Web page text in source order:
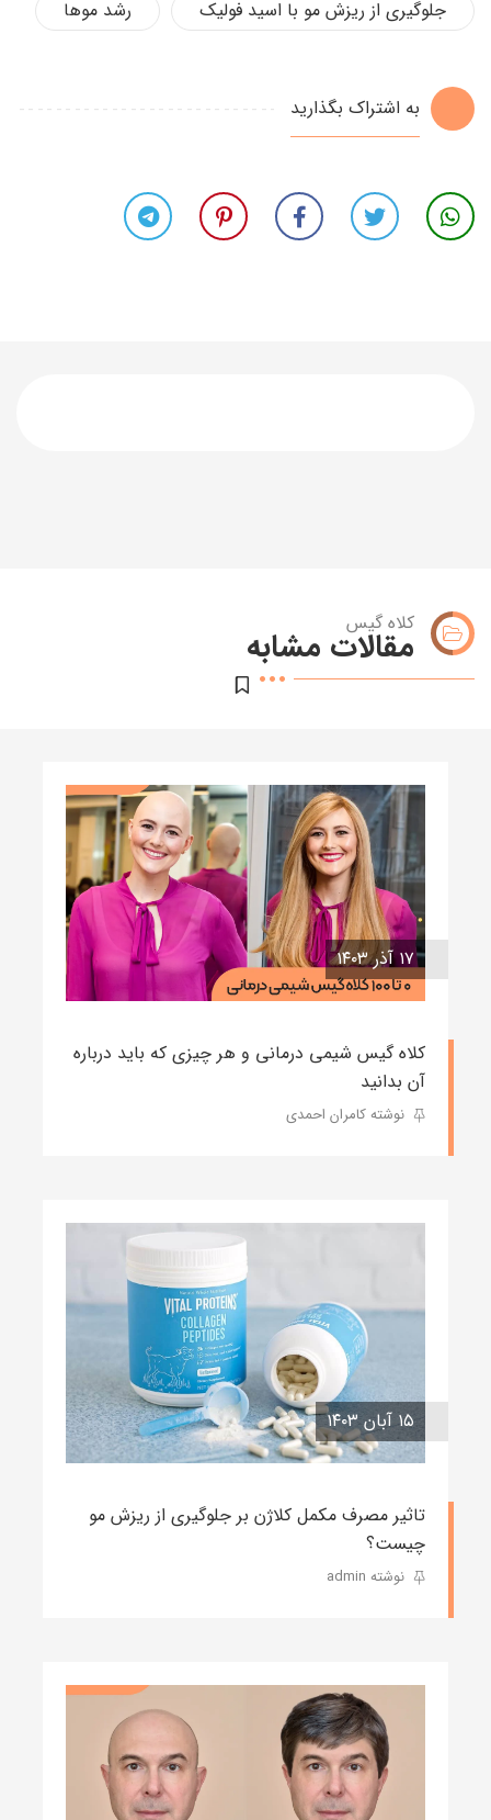
جلوگیری از ریزش مو با اسید فولیک رشد موها
به اشتراک بگذارید
کلاه گیس
مقالات مشابه
۱۷ آذر ۱۴۰۳
کلاه گیس شیمی درمانی و هر چیزی که باید درباره
آن بدانید
نوشته کامران احمدی
۱۵ آبان ۱۴۰۳
تاثیر مصرف مکمل کلاژن بر جلوگیری از ریزش مو
چیست؟
نوشته admin